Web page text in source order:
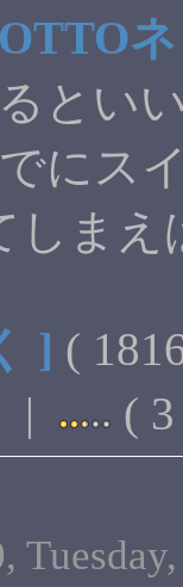
OTTO
とい
にス
しま
] (
| (